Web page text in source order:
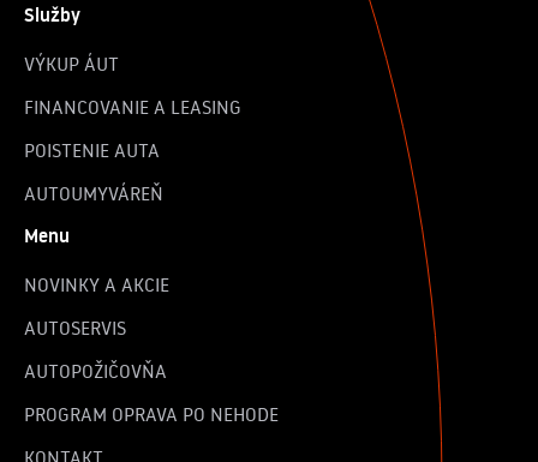
Služby
VÝKUP ÁUT
FINANCOVANIE A LEASING
POISTENIE AUTA
AUTOUMYVÁREŇ
Menu
NOVINKY A AKCIE
AUTOSERVIS
AUTOPOŽIČOVŇA
PROGRAM OPRAVA PO NEHODE